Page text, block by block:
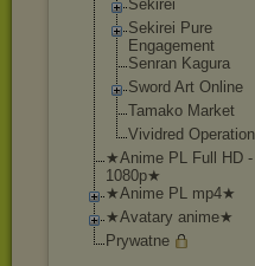
Sekirei
Sekirei Pure
Engagement
Senran Kagura
Sword Art Online
Tamako Market
Vividred Operation
★Anime PL Full HD -
1080p★
★Anime PL mp4★
★Avatary anime★
Prywatne